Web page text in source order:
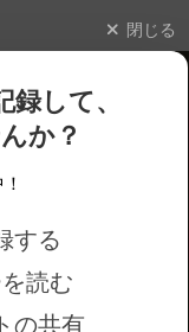
閉じる
して、
か？
する
読む
の共有
荷情報